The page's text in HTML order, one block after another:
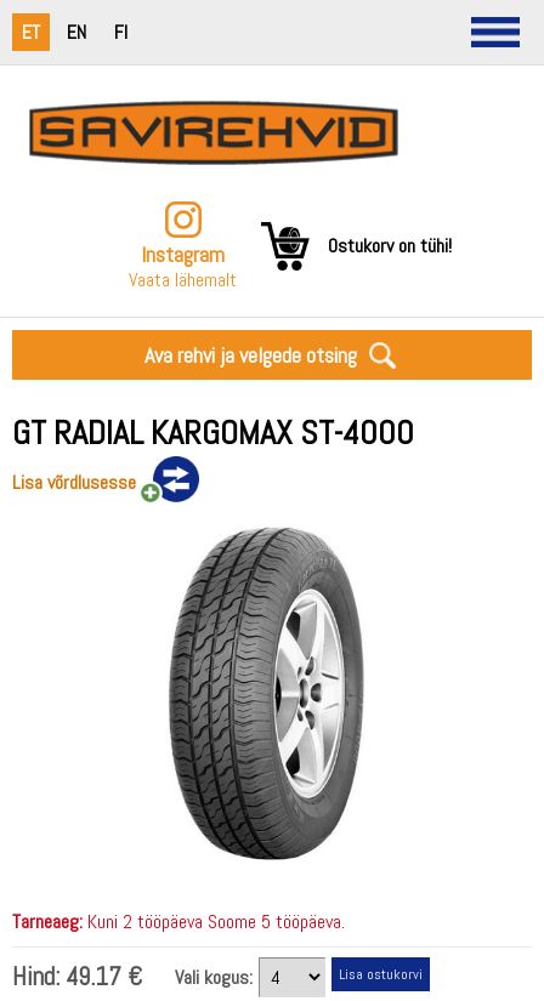
ET EN FI
Instagram
Vaata lähemalt
Ostukorv on tühi!
Ava rehvi ja velgede otsing
GT RADIAL KARGOMAX ST-4000
Lisa võrdlusesse
Tarneaeg: Kuni 2 tööpäeva Soome 5 tööpäeva.
Hind: 49.17 €
Vali kogus: